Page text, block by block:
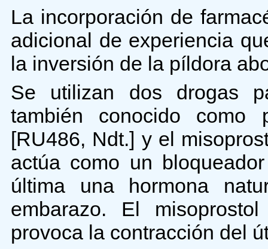
La incorporación de
adicional de experiencia
la inversión de la píldora
Se utilizan dos drogas
también conocido como
[RU486, Ndt.] y el
actúa como un
última una hormona
embarazo. El
provoca la contracción del